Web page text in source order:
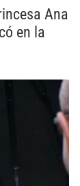
Ana
en la